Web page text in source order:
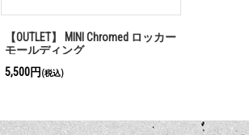
【OUTLET】 MINI Chromed ロッカー
モールディング
5,500円 (税込)